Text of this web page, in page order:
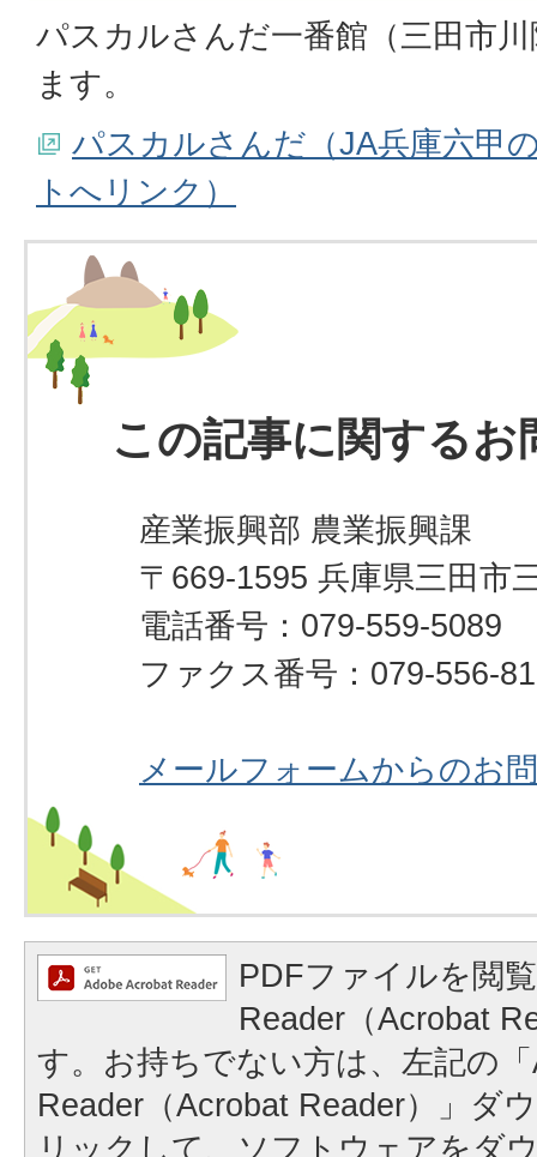
パスカルさんだ一番館（三田市
ます。
パスカルさんだ（JA兵庫六甲
トへリンク）
この記事に関するお
産業振興部 農業振興課
〒669-1595 兵庫県三田市
電話番号：079-559-5089
ファクス番号：079-556-
メールフォームからのお
PDFファイルを閲
Reader（Acrobat
す。お持ちでない方は、左記の
Reader（Acrobat Reader）」ダ
リックして、ソフトウェアをダ